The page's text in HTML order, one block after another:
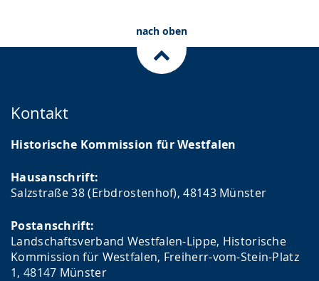
nach oben
Kontakt
Historische Kommission für Westfalen
Hausanschrift:
Salzstraße 38 (Erbdrostenhof), 48143 Münster
Postanschrift:
Landschaftsverband Westfalen-Lippe, Historische
Kommission für Westfalen, Freiherr-vom-Stein-Platz
1, 48147 Münster